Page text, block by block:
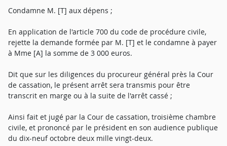
Condamne M. [T] aux dépens ;
En application de l'article 700 du code de procédure civile,
rejette la demande formée par M. [T] et le condamne à payer
à Mme [A] la somme de 3 000 euros.
Dit que sur les diligences du procureur général près la Cour
de cassation, le présent arrêt sera transmis pour être
transcrit en marge ou à la suite de l'arrêt cassé ;
Ainsi fait et jugé par la Cour de cassation, troisième chambre
civile, et prononcé par le président en son audience publique
du dix-neuf octobre deux mille vingt-deux.